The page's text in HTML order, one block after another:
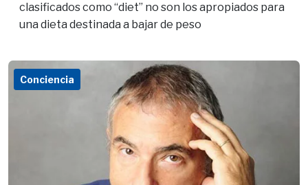
clasificados como “diet” no son los apropiados para
una dieta destinada a bajar de peso
Conciencia